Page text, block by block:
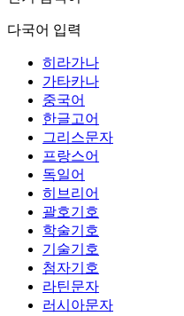
다국어 입력
히라가나
가타카나
중국어
한글고어
그리스문자
프랑스어
독일어
히브리어
괄호기호
학술기호
기술기호
첨자기호
라틴문자
러시아문자